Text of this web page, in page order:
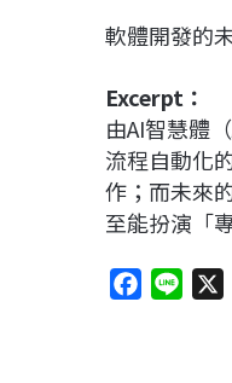
軟體開發的
Excerpt：
由AI智慧體
流程自動化
作；而未來
至能扮演「